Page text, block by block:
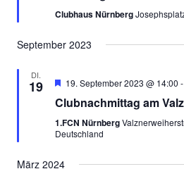
Clubhaus Nürnberg
September 2023
DI.
19 Empfohlen
19. September 2023 @ 14:00 -
Clubnachmittag am
1.FCN Nürnberg
Deutschland
März 2024